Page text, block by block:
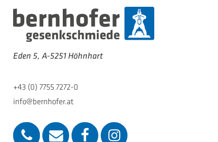
Eden 5, A-5251 Höhnhart
+43 (0) 7755 7272-0
info@bernhofer.at